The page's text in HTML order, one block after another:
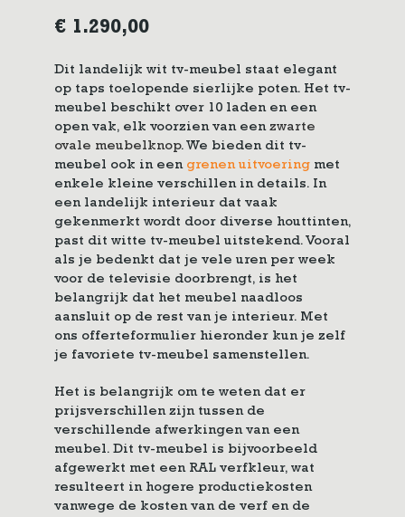
€ 1.290,00
Dit landelijk wit tv-meubel staat elegant
op taps toelopende sierlijke poten. Het tv-
meubel beschikt over 10 laden en een
open vak, elk voorzien van een zwarte
ovale meubelknop. We bieden dit tv-
meubel ook in een grenen uitvoering met
enkele kleine verschillen in details. In
een landelijk interieur dat vaak
gekenmerkt wordt door diverse houttinten,
past dit witte tv-meubel uitstekend. Vooral
als je bedenkt dat je vele uren per week
voor de televisie doorbrengt, is het
belangrijk dat het meubel naadloos
aansluit op de rest van je interieur. Met
ons offerteformulier hieronder kun je zelf
je favoriete tv-meubel samenstellen.
Het is belangrijk om te weten dat er
prijsverschillen zijn tussen de
verschillende afwerkingen van een
meubel. Dit tv-meubel is bijvoorbeeld
afgewerkt met een RAL verfkleur, wat
resulteert in hogere productiekosten
vanwege de kosten van de verf en de